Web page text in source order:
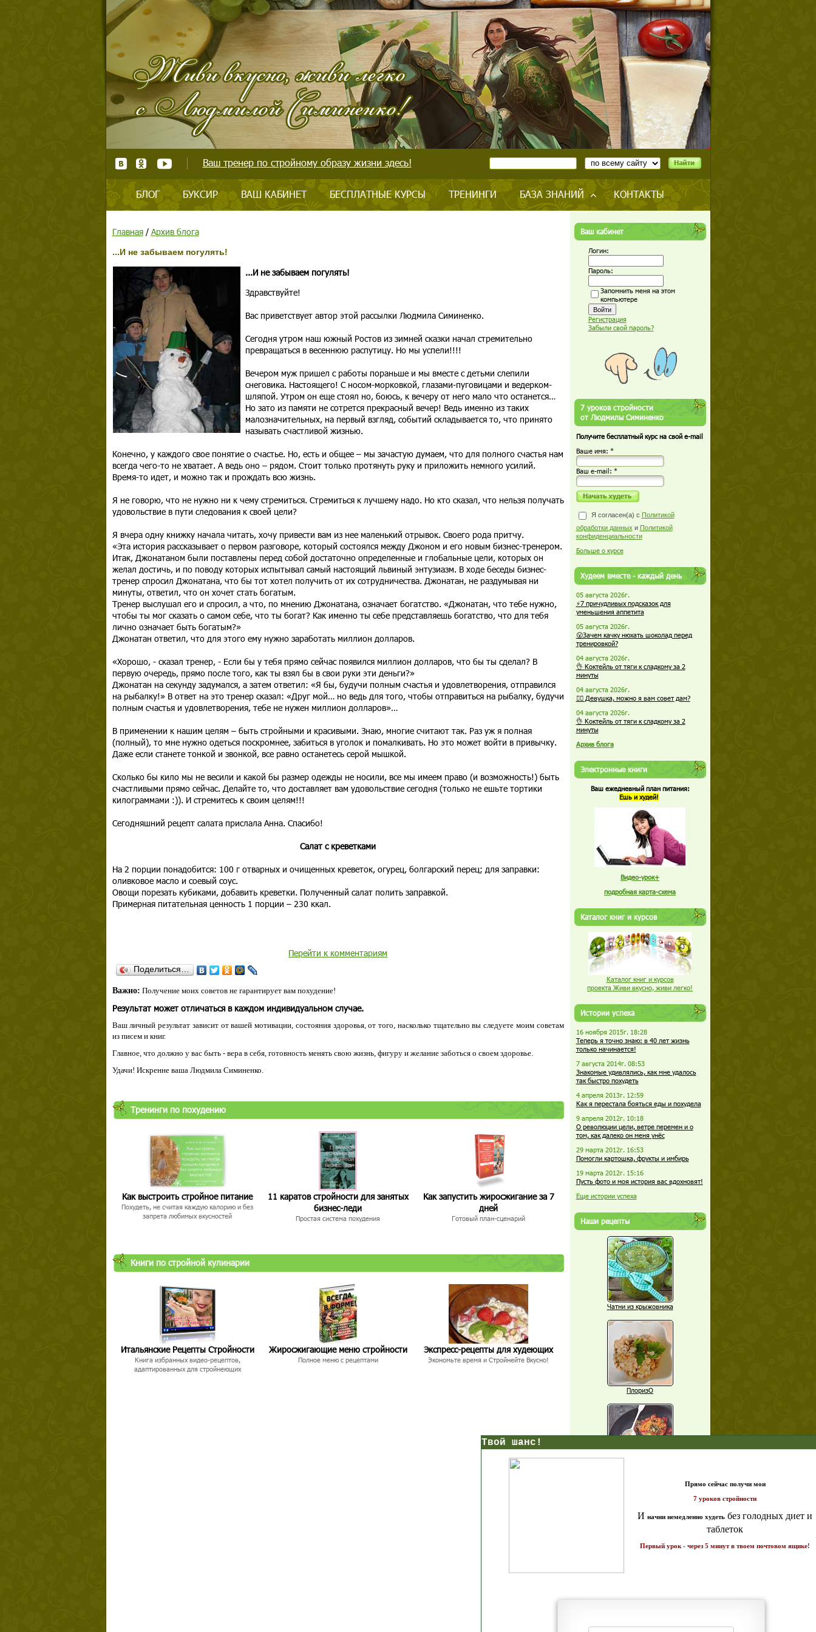
Ваш тренер по стройному образу жизни здесь!
БЛОГ БУКСИР ВАШ КАБИНЕТ БЕСПЛАТНЫЕ КУРСЫ ТРЕНИНГИ БАЗА ЗНАНИЙ КОНТАКТЫ
Главная/ Архив блога
...И не забываем погулять!
...И не забываем погулять!
Здравствуйте!
Вас приветствует автор этой рассылки Людмила Симиненко.
Сегодня утром наш южный Ростов из зимней сказки начал стремительно
превращаться в весеннюю распутицу. Но мы успели!!!!
Вечером муж пришел с работы пораньше и мы вместе с детьми слепили
снеговика. Настоящего! С носом-морковкой, глазами-пуговицами и ведерком-
шляпой. Утром он еще стоял но, боюсь, к вечеру от него мало что останется…
Но зато из памяти не сотрется прекрасный вечер! Ведь именно из таких
малозначительных, на первый взгляд, событий складывается то, что принято
называть счастливой жизнью.
Конечно, у каждого свое понятие о счастье. Но, есть и общее – мы зачастую думаем, что для полного счастья нам
всегда чего-то не хватает. А ведь оно – рядом. Стоит только протянуть руку и приложить немного усилий.
Время-то идет, и можно так и прождать всю жизнь.
Я не говорю, что не нужно ни к чему стремиться. Стремиться к лучшему надо. Но кто сказал, что нельзя получать
удовольствие в пути следования к своей цели?
Я вчера одну книжку начала читать, хочу привести вам из нее маленький отрывок. Своего рода притчу.
«Эта история рассказывает о первом разговоре, который состоялся между Джоном и его новым бизнес-тренером.
Итак, Джонатаном были поставлены перед собой достаточно определенные и глобальные цели, которых он
желал достичь, и по поводу которых испытывал самый настоящий львиный энтузиазм. В ходе беседы бизнес-
тренер спросил Джонатана, что бы тот хотел получить от их сотрудничества. Джонатан, не раздумывая ни
минуты, ответил, что он хочет стать богатым.
Тренер выслушал его и спросил, а что, по мнению Джонатана, означает богатство. «Джонатан, что тебе нужно,
чтобы ты мог сказать о самом себе, что ты богат? Как именно ты себе представляешь богатство, что для тебя
лично означает быть богатым?»
Джонатан ответил, что для этого ему нужно заработать миллион долларов.
«Хорошо, - сказал тренер, - Если бы у тебя прямо сейчас появился миллион долларов, что бы ты сделал? В
первую очередь, прямо после того, как ты взял бы в свои руки эти деньги?»
Джонатан на секунду задумался, а затем ответил: «Я бы, будучи полным счастья и удовлетворения, отправился
на рыбалку!» В ответ на это тренер сказал: «Друг мой… но ведь для того, чтобы отправиться на рыбалку, будучи
полным счастья и удовлетворения, тебе не нужен миллион долларов»…
В применении к нашим целям – быть стройными и красивыми. Знаю, многие считают так. Раз уж я полная
(полный), то мне нужно одеться поскромнее, забиться в уголок и помалкивать. Но это может войти в привычку.
Даже если станете тонкой и звонкой, все равно останетесь серой мышкой.
Сколько бы кило мы не весили и какой бы размер одежды не носили, все мы имеем право (и возможность!) быть
счастливыми прямо сейчас. Делайте то, что доставляет вам удовольствие сегодня (только не ешьте тортики
килограммами :)). И стремитесь к своим целям!!!
Сегодняшний рецепт салата прислала Анна. Спасибо!
Салат с креветками
На 2 порции понадобится: 100 г отварных и очищенных креветок, огурец, болгарский перец; для заправки:
оливковое масло и соевый соус.
Овощи порезать кубиками, добавить креветки. Полученный салат полить заправкой.
Примерная питательная ценность 1 порции – 230 ккал.
Перейти к комментариям
Поделиться…
Важно: Получение моих советов не гарантирует вам похудение!
Результат может отличаться в каждом индивидуальном случае.
Ваш личный результат зависит от вашей мотивации, состояния здоровья, от того, насколько тщательно вы следуете моим советам
из писем и книг.
Главное, что должно у вас быть - вера в себя, готовность менять свою жизнь, фигуру и желание заботься о своем здоровье.
Удачи! Искренне ваша Людмила Симиненко.
Тренинги по похудению
Как выстроить стройное питание
Похудеть, не считая каждую калорию и без
запрета любимых вкусностей
11 каратов стройности для занятых
бизнес-леди
Простая система похудения
Как запустить жиросжигание за 7
дней
Готовый план-сценарий
Книги по стройной кулинарии
Итальянские Рецепты Стройности
Книга избранных видео-рецептов,
адаптированных для стройнеющих
Жиросжигающие меню стройности
Полное меню с рецептами
Экспресс-рецепты для худеющих
Экономьте время и Стройнейте Вкусно!
Ваш кабинет
Логин:
Пароль:
Запомнить меня на этом
компьютере
Регистрация
Забыли свой пароль?
7 уроков стройности
от Людмилы Симиненко
Получите бесплатный курс на свой e-mail
Ваше имя: *
Ваш е-mail: *
Я согласен(а) с Политикой
обработки данных и Политикой
конфиденциальности
Больше о курсе
Худеем вместе - каждый день
05 августа 2026г.
⚡7 причудливых подсказок для
уменьшения аппетита
05 августа 2026г.
😮Зачем качку нюхать шоколад перед
тренировкой?
04 августа 2026г.
👌 Коктейль от тяги к сладкому за 2
минуты
04 августа 2026г.
🏋️‍♀️ Девушка, можно я вам совет дам?
04 августа 2026г.
👌 Коктейль от тяги к сладкому за 2
минуты
Архив блога
Электронные книги
Ваш ежедневный план питания:
Ешь и худей!
Видео-урок+
подробная карта-схема
Каталог книг и курсов
Каталог книг и курсов
проекта Живи вкусно, живи легко!
Истории успеха
16 ноября 2015г. 18:28
Теперь я точно знаю: в 40 лет жизнь
только начинается!
7 августа 2014г. 08:53
Знакомые удивлялись, как мне удалось
так быстро похудеть
4 апреля 2013г. 12:59
Как я перестала бояться еды и похудела
9 апреля 2012г. 10:18
О революции цели, ветре перемен и о
том, как далеко он меня унёс
29 марта 2012г. 16:53
Помогли картошка, фрукты и имбирь
19 марта 2012г. 15:16
Пусть фото и моя история вас вдохновят!
Еще истории успеха
Наши рецепты
Чатни из крыжовника
ПлоризО
Еще рецепты
середине дня?